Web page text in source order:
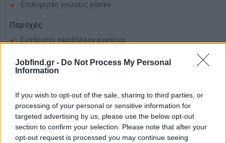
Jobfind.gr - Do Not Process My Personal
Information
If you wish to opt-out of the sale, sharing to third parties, or
processing of your personal or sensitive information for
targeted advertising by us, please use the below opt-out
section to confirm your selection. Please note that after your
opt-out request is processed you may continue seeing
Επιθυμητές γνώσεις pilates
Παροχές
Ευχάριστο περιβάλλον εργασίας
Παρέχεται εκπαίδευση